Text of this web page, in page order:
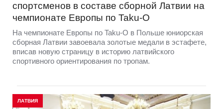
спортсменов в составе сборной Латвии на
чемпионате Европы по Taku-O
На чемпионате Европы по Taku-O в Польше юниорская
сборная Латвии завоевала золотые медали в эстафете,
вписав новую страницу в историю латвийского
спортивного ориентирования по тропам.
ЛАТВИЯ